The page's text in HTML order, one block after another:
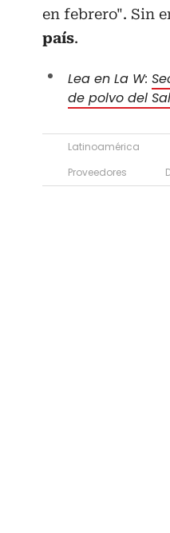
en febrero". Sin
país.
Lea en La W:
de polvo del
Latinoamérica
Proveedores